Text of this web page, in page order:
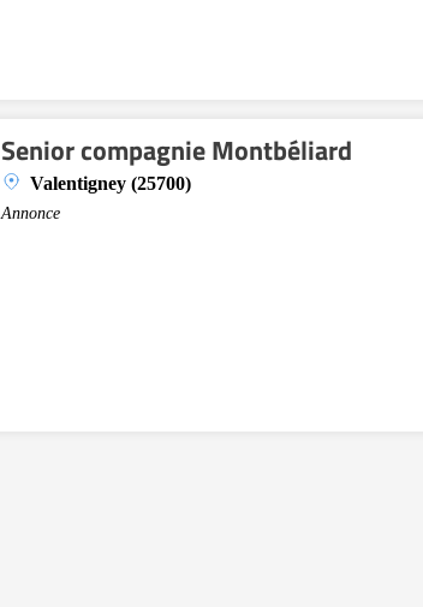
Senior compagnie Montbéliard
Valentigney (25700)
Annonce